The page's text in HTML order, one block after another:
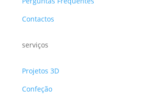
Contactos
serviços
Projetos 3D
Confeção